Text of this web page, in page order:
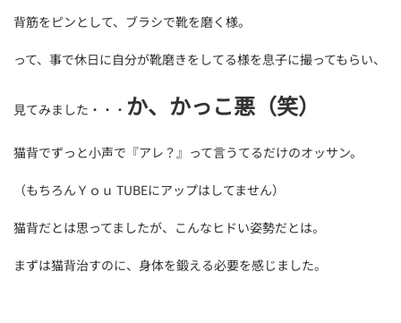
背筋をピンとして、ブラシで靴を磨く様。
って、事で休日に自分が靴磨きをしてる様を息子に撮ってもらい、
見てみました・・・ か、かっこ悪（笑）
猫背でずっと小声で『アレ？』って言うてるだけのオッサン。
（もちろんＹｏｕ TUBEにアップはしてません）
猫背だとは思ってましたが、こんなヒドい姿勢だとは。
まずは猫背治すのに、身体を鍛える必要を感じました。